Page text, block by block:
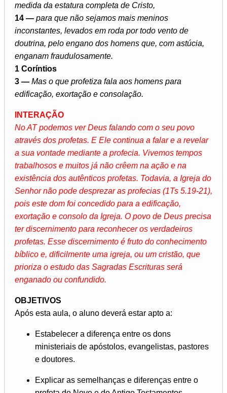
medida da estatura completa de Cristo,
14 — para que não sejamos mais meninos
inconstantes, levados em roda por todo vento de
doutrina, pelo engano dos homens que, com astúcia,
enganam fraudulosamente.
1 Coríntios
3 — Mas o que profetiza fala aos homens para
edificação, exortação e consolação.
INTERAÇÃO
No AT podemos ver Deus falando com o seu povo
através dos profetas. E Ele continua a falar e a revelar
a sua vontade mediante a profecia. Vivemos tempos
trabalhosos e muitos já não crêem na ação e na
existência dos autênticos profetas. Todavia, a Igreja do
Senhor não pode desprezar as profecias (1Ts 5.19-21),
pois este dom foi concedido para a edificação,
exortação e consolo da Igreja. O povo de Deus precisa
ter discernimento para reconhecer os verdadeiros
profetas. Esse discernimento é fruto do conhecimento
bíblico e, dificilmente uma igreja, ou um cristão, que
prioriza o estudo das Sagradas Escrituras será
enganado ou confundido.
OBJETIVOS
Após esta aula, o aluno deverá estar apto a:
Estabelecer a diferença entre os dons
ministeriais de apóstolos, evangelistas, pastores
e doutores.
Explicar as semelhanças e diferenças entre o